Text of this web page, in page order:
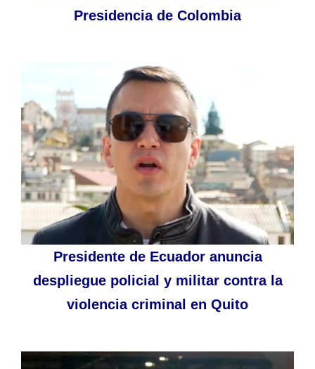
Presidencia de Colombia
Presidente de Ecuador anuncia
despliegue policial y militar contra la
violencia criminal en Quito